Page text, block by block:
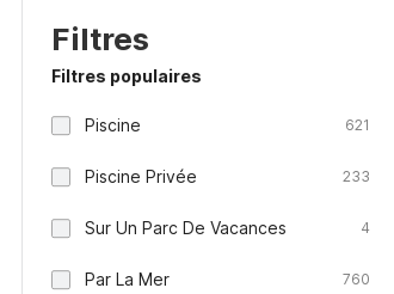
Filtres
Filtres populaires
Piscine 621
Piscine Privée 233
Sur Un Parc De Vacances 4
Par La Mer 760